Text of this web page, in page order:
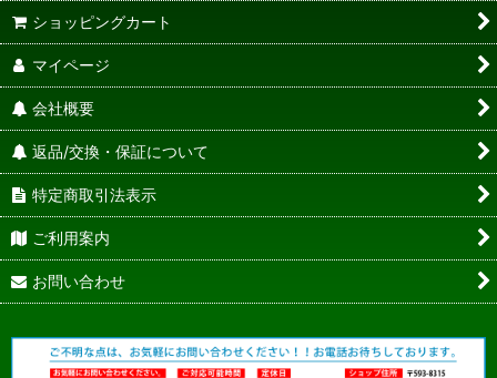
ショッピングカート
マイページ
会社概要
返品/交換・保証について
特定商取引法表示
ご利用案内
お問い合わせ